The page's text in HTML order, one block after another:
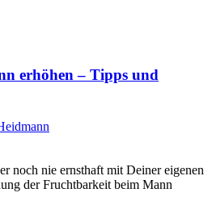
erhöhen – Tipps und
noch nie ernsthaft mit Deiner eigenen
der Fruchtbarkeit beim Mann